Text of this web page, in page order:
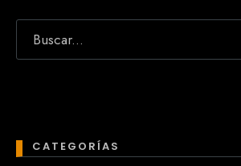
CATEGORÍAS